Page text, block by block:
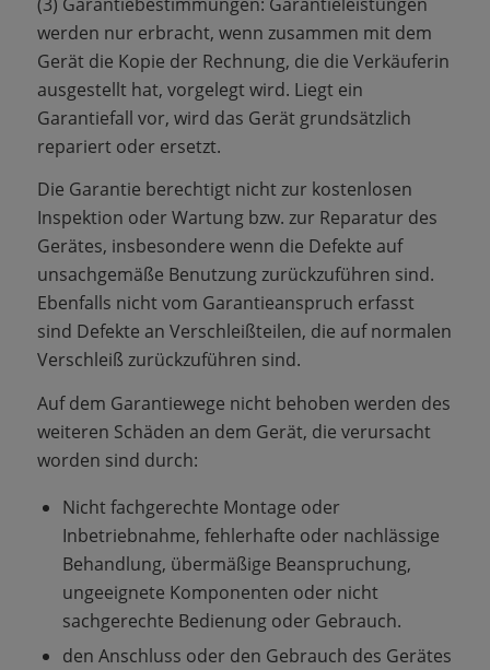
werden nur erbracht, wenn zusammen mit dem
Gerät die Kopie der Rechnung, die die Verkäuferin
ausgestellt hat, vorgelegt wird. Liegt ein
Garantiefall vor, wird das Gerät grundsätzlich
repariert oder ersetzt.
Die Garantie berechtigt nicht zur kostenlosen
Inspektion oder Wartung bzw. zur Reparatur des
Gerätes, insbesondere wenn die Defekte auf
unsachgemäße Benutzung zurückzuführen sind.
Ebenfalls nicht vom Garantieanspruch erfasst
sind Defekte an Verschleißteilen, die auf normalen
Verschleiß zurückzuführen sind.
Auf dem Garantiewege nicht behoben werden des
weiteren Schäden an dem Gerät, die verursacht
worden sind durch:
Nicht fachgerechte Montage oder
Inbetriebnahme, fehlerhafte oder nachlässige
Behandlung, übermäßige Beanspruchung,
ungeeignete Komponenten oder nicht
sachgerechte Bedienung oder Gebrauch.
den Anschluss oder den Gebrauch des Gerätes